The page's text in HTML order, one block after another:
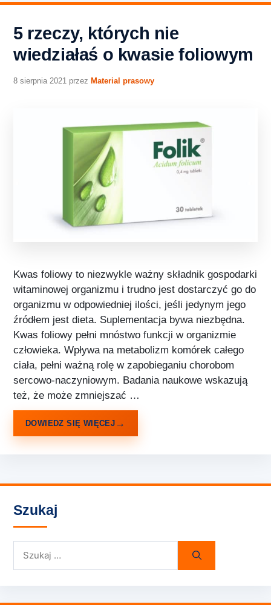
5 rzeczy, których nie
wiedziałaś o kwasie foliowym
8 sierpnia 2021 przez Material prasowy
Kwas foliowy to niezwykle ważny składnik gospodarki
witaminowej organizmu i trudno jest dostarczyć go do
organizmu w odpowiedniej ilości, jeśli jedynym jego
źródłem jest dieta. Suplementacja bywa niezbędna.
Kwas foliowy pełni mnóstwo funkcji w organizmie
człowieka. Wpływa na metabolizm komórek całego
ciała, pełni ważną rolę w zapobieganiu chorobom
sercowo-naczyniowym. Badania naukowe wskazują
też, że może zmniejszać …
DOWIEDZ SIĘ WIĘCEJ
Szukaj